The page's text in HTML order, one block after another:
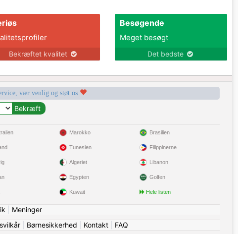
Bekræftet kvalitet
Besøgende
Meget besøgt
Det bedste
vær venlig og støt os
Marokko
Tunesien
Algeriet
Egypten
Kuwait
Brasilien
Filippinerne
Libanon
Golfen
Hele listen
Meninger
Børnesikkerhed Kontakt FAQ